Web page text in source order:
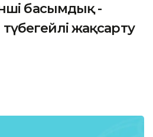
басымдық -
жақсарту